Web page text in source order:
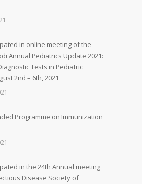
in online meeting of the
Annual Pediatrics Update 2021:
Tests in Pediatric
2nd – 6th, 2021
Programme on Immunization
in the 24th Annual meeting
Disease Society of